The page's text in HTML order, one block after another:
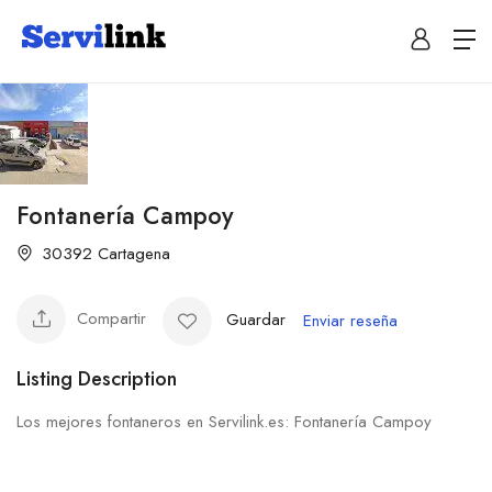
Fontanería Campoy
30392 Cartagena
Compartir Guardar Enviar reseña
Listing Description
Los mejores fontaneros en Servilink.es: Fontanería Campoy